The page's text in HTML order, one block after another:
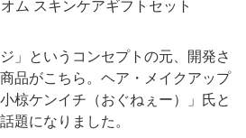
」というコンセプトの元、開発さ
品がこちら。ヘア・メイクアップ
椋ケンイチ（おぐねぇー）」氏と
題になりました。